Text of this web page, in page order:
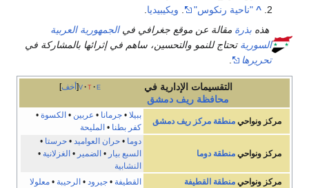
^ "ناحية رنكوس" ويكيبيديا
هذه بذرة مقالة عن موقع جغرافي فيالجمهورية العربية
السورية تحتاج للنمو والتحسين، ساهم في إثرائها بالمشاركة في
تحريرها
أخف v t e
التقسيمات الإدارية في
محافظة ريف دمشق
مركز ونواحيمنطقة مركز ريف دمشق
ببيلا •جرمانا • عربين • الكسوة •
كفر بطنا • المليحة
مركز ونواحيمنطقة دوما
دوما •حران العواميد •حرستا •
السبع بيار • الضمير • الغزلانية •
النشابية
مركز ونواحيمنطقة القطيفة القطيفة •جيرود • الرحيبة •معلولا